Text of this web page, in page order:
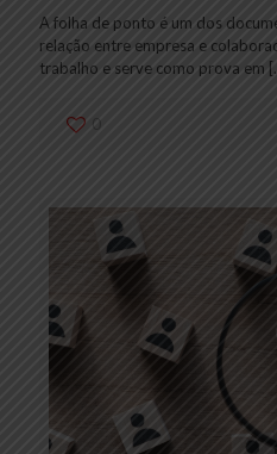
A folha de ponto é um dos
relação entre empresa e
trabalho e serve como prova em
0